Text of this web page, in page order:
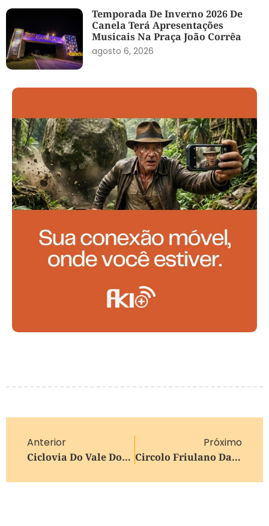
Temporada De Inverno 2026 De
Canela Terá Apresentações
Musicais Na Praça João Corrêa
agosto 6, 2026
Anterior
Ciclovia Do Vale Dos Vinhedos É Inaugurada, Em Bento Gonçalves
Próximo
Circolo Friulano Da Serra Gaúcha Celebra Dois Anos Com Programação Cultural Especial Dentro Da 11ª Semana Da Cultura Italiana, Em Bento Gonçalves